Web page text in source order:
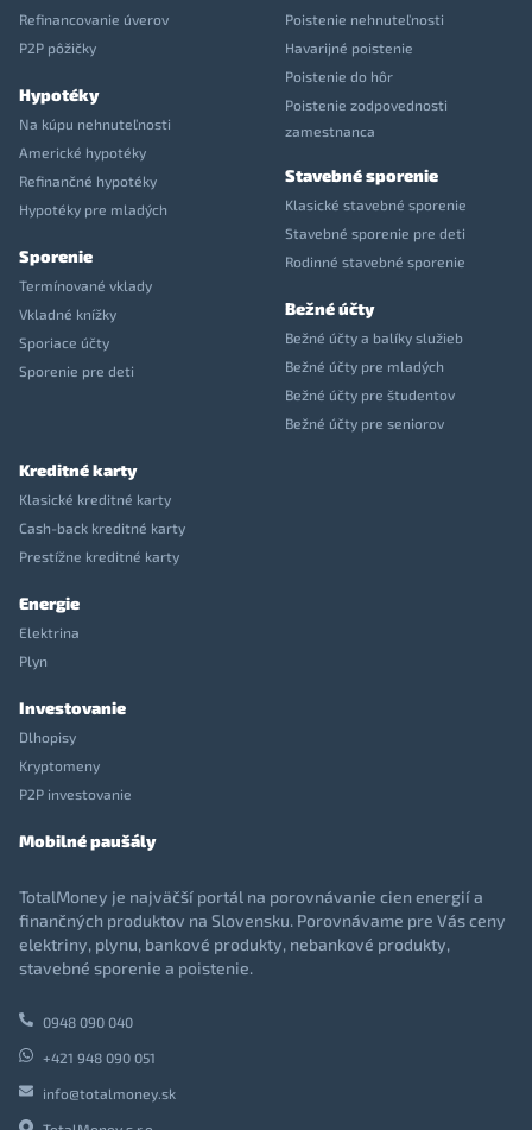
Refinancovanie úverov
P2P pôžičky
Hypotéky
Na kúpu nehnuteľnosti
Americké hypotéky
Refinančné hypotéky
Hypotéky pre mladých
Sporenie
Termínované vklady
Vkladné knížky
Sporiace účty
Sporenie pre deti
Poistenie nehnuteľnosti
Havarijné poistenie
Poistenie do hôr
Poistenie zodpovednosti
zamestnanca
Stavebné sporenie
Klasické stavebné sporenie
Stavebné sporenie pre deti
Rodinné stavebné sporenie
Bežné účty
Bežné účty a balíky služieb
Bežné účty pre mladých
Bežné účty pre študentov
Bežné účty pre seniorov
Kreditné karty
Klasické kreditné karty
Cash-back kreditné karty
Prestížne kreditné karty
Energie
Elektrina
Plyn
Investovanie
Dlhopisy
Kryptomeny
P2P investovanie
Mobilné paušály
TotalMoney je najväčší portál na porovnávanie cien energií a
finančných produktov na Slovensku. Porovnávame pre Vás ceny
elektriny, plynu, bankové produkty, nebankové produkty,
stavebné sporenie a poistenie.
0948 090 040
+421 948 090 051
info@totalmoney.sk